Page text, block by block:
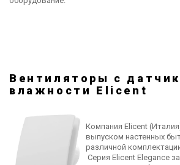
Вентиляторы с
влажности Elicent
Компания Elicent
выпуском настенных
различной
Серия Elicent Elegance